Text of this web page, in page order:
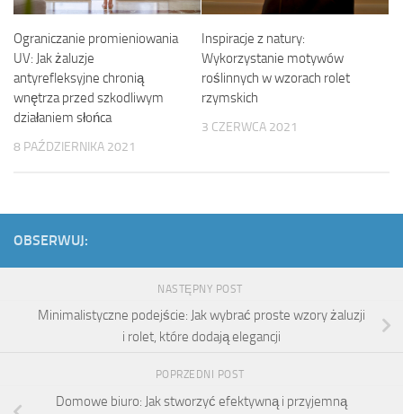
Ograniczanie promieniowania
UV: Jak żaluzje
antyrefleksyjne chronią
wnętrza przed szkodliwym
działaniem słońca
8 PAŹDZIERNIKA 2021
Inspiracje z natury:
Wykorzystanie motywów
roślinnych w wzorach rolet
rzymskich
3 CZERWCA 2021
OBSERWUJ:
NASTĘPNY POST
Minimalistyczne podejście: Jak wybrać proste wzory żaluzji
i rolet, które dodają elegancji
POPRZEDNI POST
Domowe biuro: Jak stworzyć efektywną i przyjemną